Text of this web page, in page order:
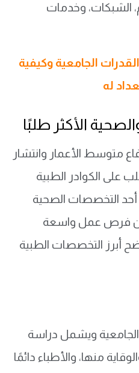
الشبكات، وخدمات
الجامعية وكيفية
له
الأكثر طلبًا
متوسط الأعمار وانتشار
على الكوادر الطبية
أحد التخصصات الصحية
فرص عمل واسعة
أبرز التخصصات الطبية
ويشمل دراسة
منها، والأطباء دائمًا